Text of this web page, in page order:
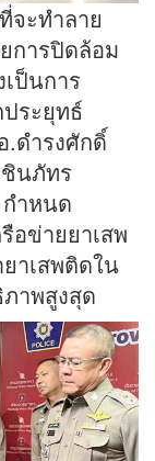
จะทำลาย
การปิดล้อม
ป็นการ
ระยุทธ์
ดำรงศักดิ์
นภัทร
ำหนด
อข่ายยาเสพ
าเสพติดใน
าพสูงสุด